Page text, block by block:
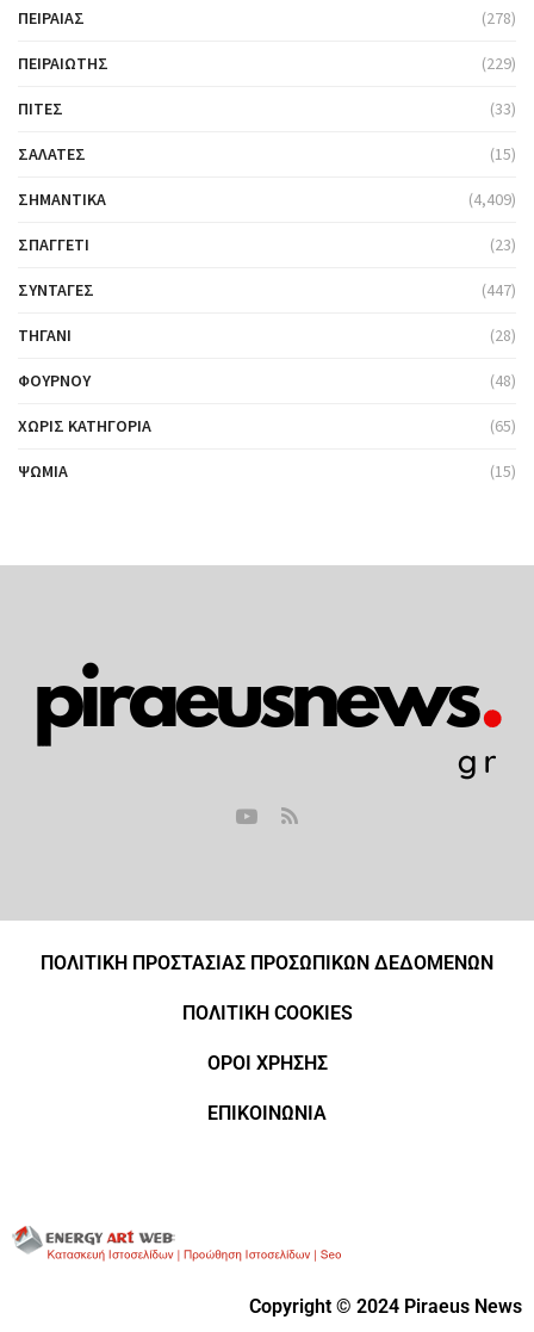
ΠΕΙΡΑΙΆΣ (278)
ΠΕΙΡΑΙΏΤΗΣ (229)
ΠΊΤΕΣ (33)
ΣΑΛΆΤΕΣ (15)
ΣΗΜΑΝΤΙΚΆ (4,409)
ΣΠΑΓΓΈΤΙ (23)
ΣΥΝΤΑΓΈΣ (447)
ΤΗΓΆΝΙ (28)
ΦΟΎΡΝΟΥ (48)
ΧΩΡΊΣ ΚΑΤΗΓΟΡΊΑ (65)
ΨΩΜΙΆ (15)
ΠΟΛΙΤΙΚΗ ΠΡΟΣΤΑΣΙΑΣ ΠΡΟΣΩΠΙΚΩΝ ΔΕΔΟΜΕΝΩΝ
ΠΟΛΙΤΙΚΗ COOKIES
ΟΡΟΙ ΧΡΗΣΗΣ
ΕΠΙΚΟΙΝΩΝΙΑ
Copyright © 2024 Piraeus News